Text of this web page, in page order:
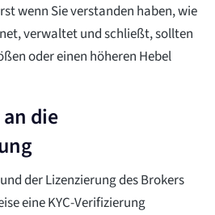
wenn Sie verstanden haben, wie
verwaltet und schließt, sollten
oder einen höheren Hebel
die
der Lizenzierung des Brokers
eine KYC-Verifizierung